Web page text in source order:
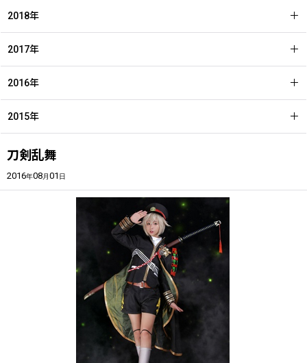
刀剣乱舞
2016年08月01 日
2018年
2017年
2016年
2015年